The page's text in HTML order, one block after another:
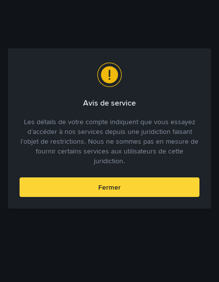
Avis de service
Les détails de votre compte indiquent que vous essayez
d’accéder à nos services depuis une juridiction faisant
l’objet de restrictions. Nous ne sommes pas en mesure de
fournir certains services aux utilisateurs de cette
juridiction.
Fermer